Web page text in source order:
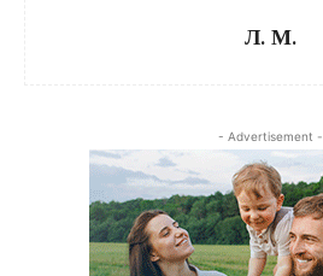
Л. М.
- Advertisement -